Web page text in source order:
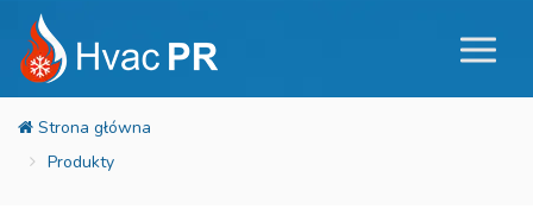
Produkty